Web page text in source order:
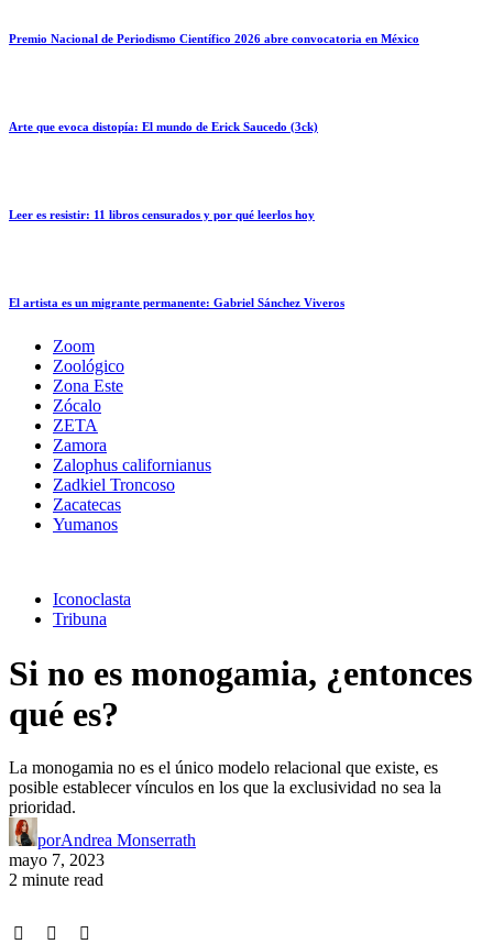
Premio Nacional de Periodismo Científico 2026 abre convocatoria en México
Arte que evoca distopía: El mundo de Erick Saucedo (3ck)
Leer es resistir: 11 libros censurados y por qué leerlos hoy
El artista es un migrante permanente: Gabriel Sánchez Viveros
Zoom
Zoológico
Zona Este
Zócalo
ZETA
Zamora
Zalophus californianus
Zadkiel Troncoso
Zacatecas
Yumanos
Iconoclasta
Tribuna
Si no es monogamia, ¿entonces
qué es?
La monogamia no es el único modelo relacional que existe, es
posible establecer vínculos en los que la exclusividad no sea la
prioridad.
porAndrea Monserrath
mayo 7, 2023
2 minute read